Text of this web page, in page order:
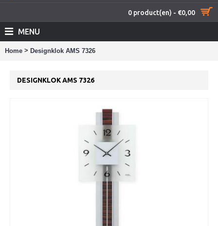
0 product(en) - €0,00
MENU
Home > Designklok AMS 7326
DESIGNKLOK AMS 7326